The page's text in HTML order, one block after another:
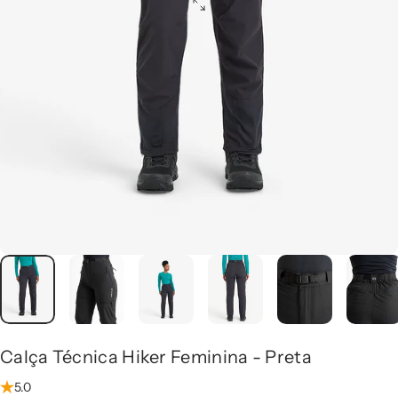
Calça Técnica Hiker Feminina - Preta
5.0